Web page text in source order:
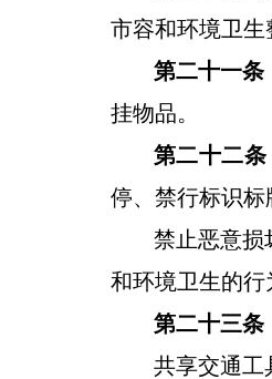
市容和环境卫
第二十一条
挂物品。
第二十二条
停、禁行标识
禁止恶意损
和环境卫生的行
第二十三条
共享交通工